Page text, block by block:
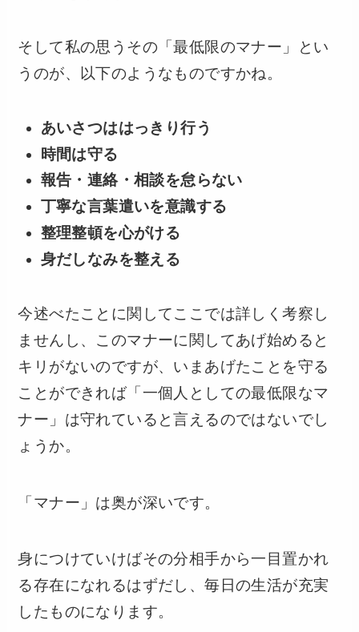
そして私の思うその「最低限のマナー」とい
うのが、以下のようなものですかね。
あいさつははっきり行う
時間は守る
報告・連絡・相談を怠らない
丁寧な言葉遣いを意識する
整理整頓を心がける
身だしなみを整える
今述べたことに関してここでは詳しく考察し
ませんし、このマナーに関してあげ始めると
キリがないのですが、いまあげたことを守る
ことができれば「一個人としての最低限なマ
ナー」は守れていると言えるのではないでし
ょうか。
「マナー」は奥が深いです。
身につけていけばその分相手から一目置かれ
る存在になれるはずだし、毎日の生活が充実
したものになります。